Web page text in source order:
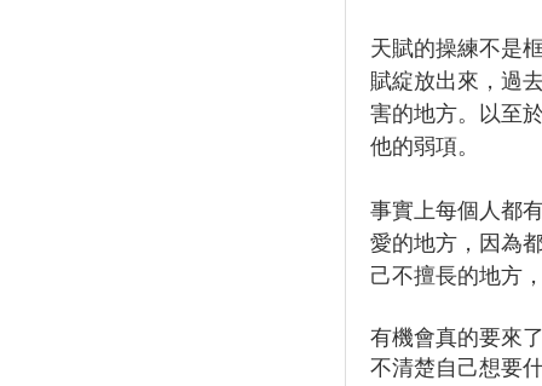
天賦的操練不是
賦綻放出來，過
害的地方。以至
他的弱項。
事實上每個人都
愛的地方，因為
己不擅長的地方
有機會真的要來
不清楚自己想要